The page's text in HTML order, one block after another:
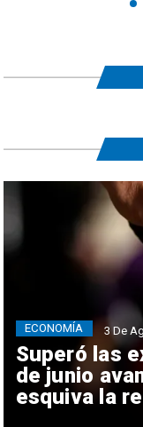
Superó las
de junio
esquiva la
ECONOMÍA 3 De